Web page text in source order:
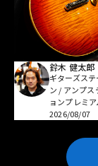
鈴木 健太郎
ギターズステ
ン / アンプス
ョンプレミア
2026/08/07